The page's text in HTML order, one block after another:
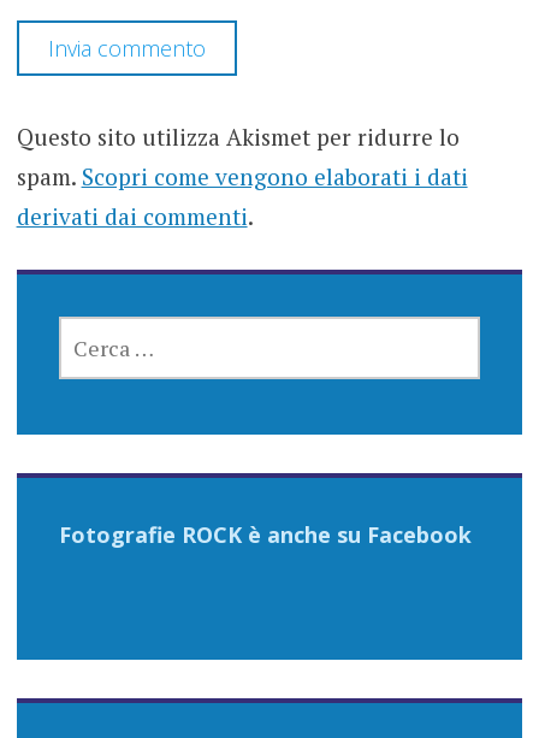
Questo sito utilizza Akismet per ridurre lo
spam. Scopri come vengono elaborati i dati
derivati dai commenti.
PER:
Fotografie ROCK è anche su Facebook